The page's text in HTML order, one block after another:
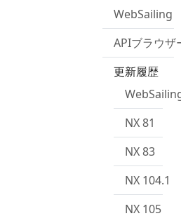
WebSailing
APIブラウザ
更新履歴
NX 81
NX 83
NX 104.1
NX 105